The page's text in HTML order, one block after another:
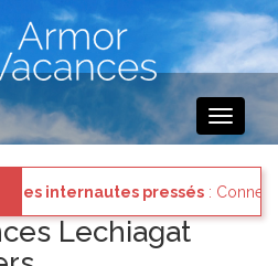
Toggle
les "Messages des internautes
Lechiagat